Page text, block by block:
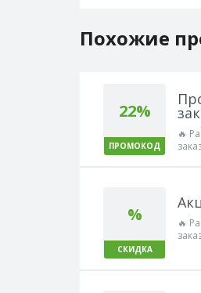
Похожие
22%
ПРОМОКОД
🔥
%
СКИДКА
🔥